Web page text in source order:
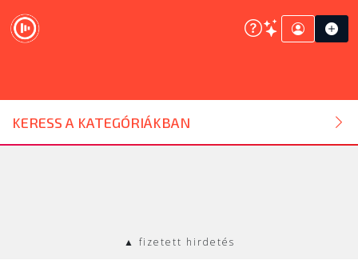
KERESS A KATEGÓRIÁKBAN
DJ ESZKÖZ
HANGTECHNIKA
▲ fizetett hirdetés